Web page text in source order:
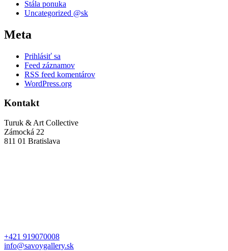
Stála ponuka
Uncategorized @sk
Meta
Prihlásiť sa
Feed záznamov
RSS feed komentárov
WordPress.org
Kontakt
Turuk & Art Collective
Zámocká 22
811 01 Bratislava
+421 919070008
info@savoygallery.sk